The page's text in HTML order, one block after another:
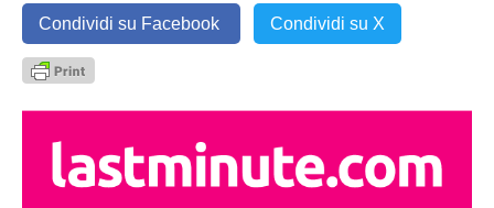
Condividi su Facebook Condividi su X